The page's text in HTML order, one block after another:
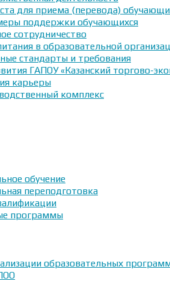
для приема (перевода)
поддержки обучающихся
сотрудничество
в образовательной
стандарты и требования
ГАПОУ «Казанский торгово-
карьеры
комплекс
обучение
переподготовка
программы
образовательных